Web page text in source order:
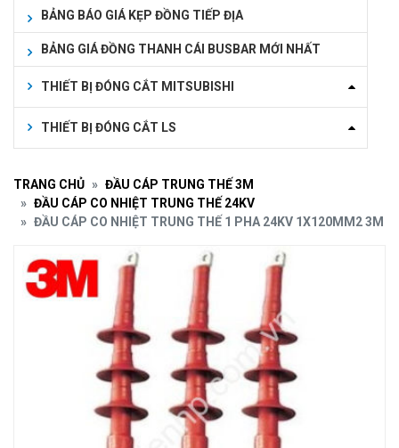
BẢNG BÁO GIÁ KẸP ĐỒNG TIẾP ĐỊA
BẢNG GIÁ ĐỒNG THANH CÁI BUSBAR MỚI NHẤT
THIẾT BỊ ĐÓNG CẮT MITSUBISHI
THIẾT BỊ ĐÓNG CẮT LS
TRANG CHỦ
ĐẦU CÁP TRUNG THẾ 3M
ĐẦU CÁP CO NHIỆT TRUNG THẾ 24KV
ĐẦU CÁP CO NHIỆT TRUNG THẾ 1 PHA 24KV 1X120MM2 3M